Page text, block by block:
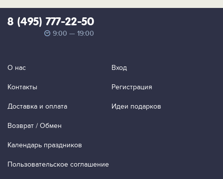
8 (495) 777-22-50
9:00 — 19:00
О нас
Контакты
Доставка и оплата
Возврат / Обмен
Календарь праздников
Пользовательское соглашение
Вход
Регистрация
Идеи подарков